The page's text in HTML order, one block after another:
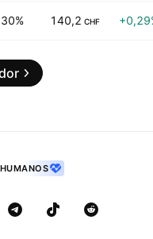
140,2 CHF